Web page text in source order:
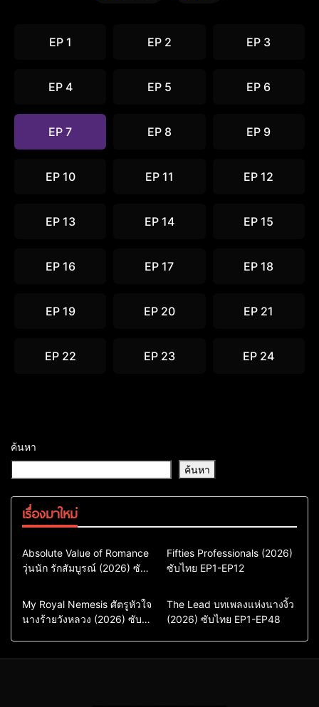
EP 1 EP 2 EP 3
EP 4 EP 5 EP 6
EP 7 EP 8 EP 9
EP 10 EP 11 EP 12
EP 13 EP 14 EP 15
EP 16 EP 17 EP 18
EP 19 EP 20 EP 21
EP 22 EP 23 EP 24
ค้นหา
ค้นหา
เรื่องมาใหม่
Comedy
Drama
ซีรี่ย์เกาหลี
ซีรี่ย์เกาหลีพากย์ไทย
Absolute Value of Romance
วุ่นนัก รักสัมบูรณ์ (2026) ซับ
Action & Adventure
Comedy
Drama
ซีรี่ย์เกาหลีซับไทย
Fifties Professionals (2026)
ซับไทย EP1-EP12
Comedy
Drama
Sci-Fi & Fantasy
My Royal Nemesis ศัตรูหัวใจ
นางร้ายวังหลวง (2026) ซับ
Drama
ซีรี่ย์จีน
ซีรี่ย์จีนซับไทย
The Lead บทเพลงแห่งนางงิ้ว
(2026) ซับไทย EP1-EP48